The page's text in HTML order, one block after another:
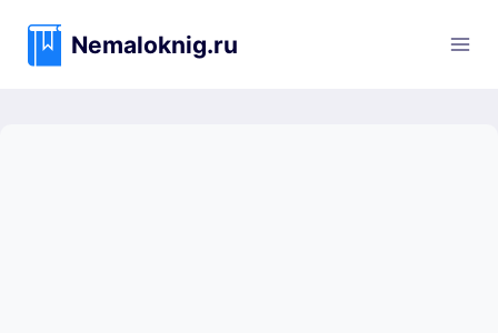
содержимому
Nemaloknig.ru